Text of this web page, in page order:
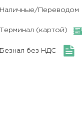
Наличные/Переводом
Терминал (картой)
Безнал без НДС